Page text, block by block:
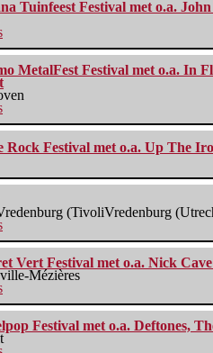
Tuinfeest Festival met o.a.
MetalFest Festival met o.a. In
Rock Festival met o.a. Up The
(TivoliVredenburg
Vert Festival met o.a. Nick
Mézières
Festival met o.a. Deftones,